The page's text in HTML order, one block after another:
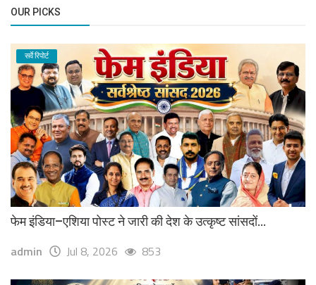
OUR PICKS
सर्वे रिपोर्ट
फेम इंडिया–एशिया पोस्ट ने जारी की देश के उत्कृष्ट सांसदों...
admin Jul 8, 2026 853